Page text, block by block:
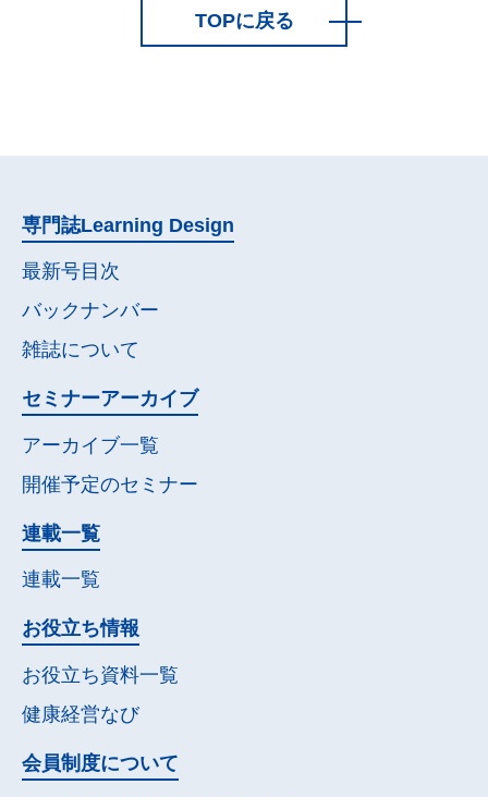
TOPに戻る
専門誌Learning Design
最新号目次
バックナンバー
雑誌について
セミナーアーカイブ
アーカイブ一覧
開催予定のセミナー
連載一覧
連載一覧
お役立ち情報
お役立ち資料一覧
健康経営なび
会員制度について